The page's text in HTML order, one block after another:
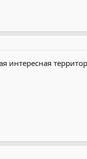
интересная